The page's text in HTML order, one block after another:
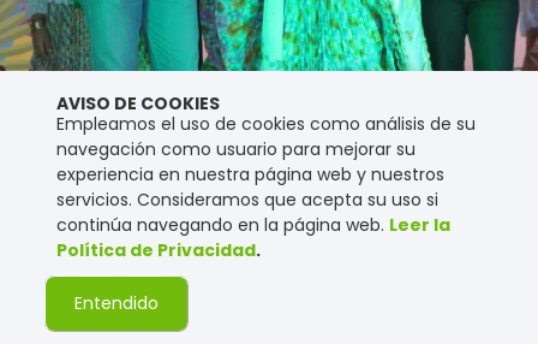
AVISO DE COOKIES
Empleamos el uso de cookies como análisis de su
navegación como usuario para mejorar su
experiencia en nuestra página web y nuestros
servicios. Consideramos que acepta su uso si
continúa navegando en la página web. Leer la
Política de Privacidad.
Entendido